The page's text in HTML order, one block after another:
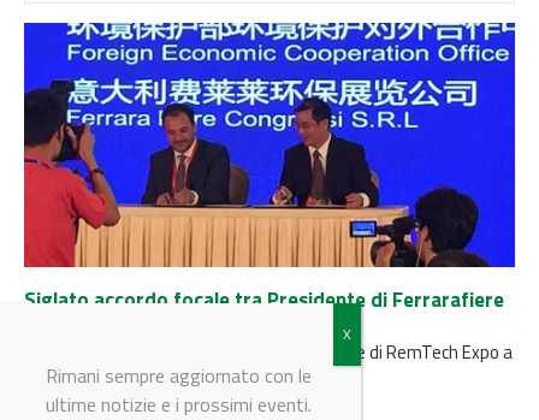
Siglato accordo focale tra Presidente di Ferrarafiere
Il presidente di Ferrara Fiere porta le aziende di RemTech Expo a
collaborare con il sistema industriale cinese
Rimani sempre aggiornato con le
ultime notizie e i prossimi eventi.